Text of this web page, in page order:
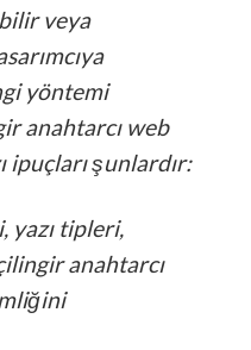
veya
yöntemi
anahtarcı web
ipuçları şunlardır:
yazı tipleri,
anahtarcı